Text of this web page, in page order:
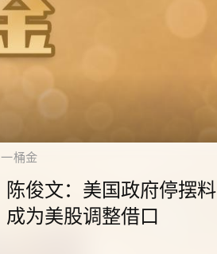
千禧年代
10.2.3 2028年底前当局提
供额外3000支高速充电桩